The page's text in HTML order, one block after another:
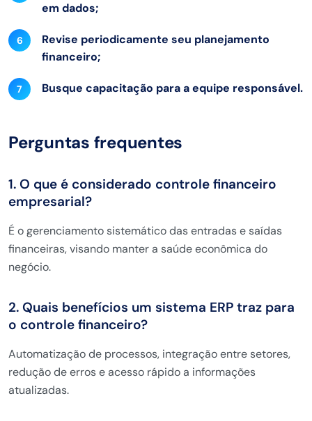
em dados;
Revise periodicamente seu planejamento
financeiro;
Busque capacitação para a equipe responsável.
Perguntas frequentes
1. O que é considerado controle financeiro
empresarial?
É o gerenciamento sistemático das entradas e saídas
financeiras, visando manter a saúde econômica do
negócio.
2. Quais benefícios um sistema ERP traz para
o controle financeiro?
Automatização de processos, integração entre setores,
redução de erros e acesso rápido a informações
atualizadas.